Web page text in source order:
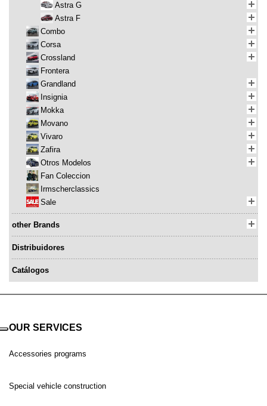
Astra G
Astra F
Combo
Corsa
Crossland
Frontera
Grandland
Insignia
Mokka
Movano
Vivaro
Zafira
Otros Modelos
Fan Coleccion
Irmscherclassics
Sale
other Brands
Distribuidores
Catálogos
OUR SERVICES
Accessories programs
Special vehicle construction